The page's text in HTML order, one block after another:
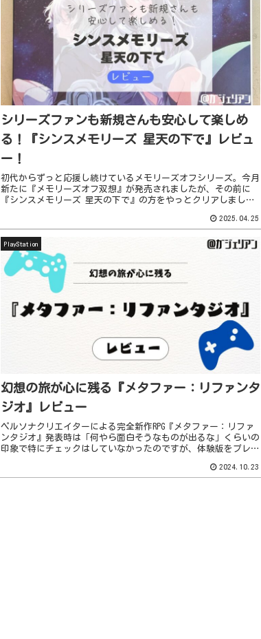
シリーズファンも新規さんも安心して楽しめ
る！『シンスメモリーズ 星天の下で』レビュ
ー！
初代からずっと応援し続けているメモリーズオフシリーズ。今月
新たに『メモリーズオフ双想』が発売されましたが、その前に
『シンスメモリーズ 星天の下で』の方をやっとクリアしまし
2025.04.25
PlayStation
幻想の旅が心に残る『メタファー：リファンタ
ジオ』レビュー
ペルソナクリエイターによる完全新作RPG『メタファー：リファ
ンタジオ』発表時は「何やら面白そうなものが出るな」くらいの
印象で特にチェックはしていなかったのですが、体験版をプレイ
2024.10.23